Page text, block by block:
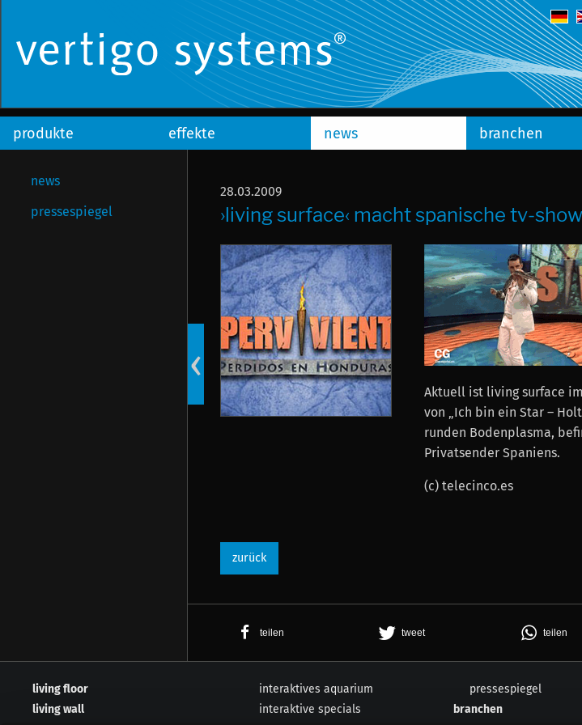
produkte effekte news branchen
news
pressespiegel
‹
28.03.2009
›living surface‹ macht spanische tv-
Aktuell ist living surface
von „Ich bin ein Star –
runden Bodenplasma,
Privatsender Spaniens.
(c) telecinco.es
zurück
teilen tweet teilen
living floor
living wall
interaktives aquarium
interaktive specials
pressespiegel
branchen